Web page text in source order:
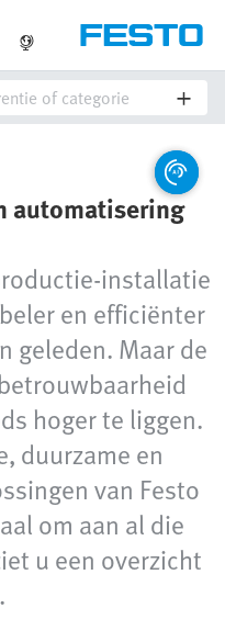
automatisering
installatie
en efficiënter
geleden. Maar de
hoger te liggen.
duurzame en
van Festo
om aan al die
u een overzicht